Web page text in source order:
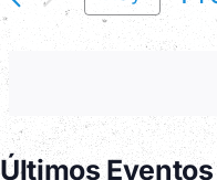
y
Busca
Eventos
para
palabra
clave.
Últimos